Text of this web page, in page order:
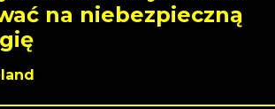
na niebezpieczną